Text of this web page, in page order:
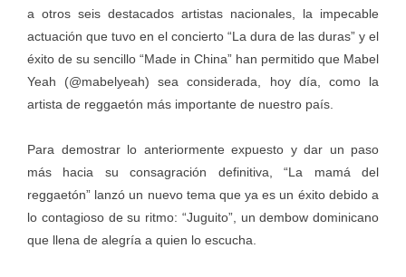
a otros seis destacados artistas nacionales, la impecable
actuación que tuvo en el concierto “La dura de las duras” y el
éxito de su sencillo “Made in China” han permitido que Mabel
Yeah (@mabelyeah) sea considerada, hoy día, como la
artista de reggaetón más importante de nuestro país.
Para demostrar lo anteriormente expuesto y dar un paso
más hacia su consagración definitiva, “La mamá del
reggaetón” lanzó un nuevo tema que ya es un éxito debido a
lo contagioso de su ritmo: “Juguito”, un dembow dominicano
que llena de alegría a quien lo escucha.